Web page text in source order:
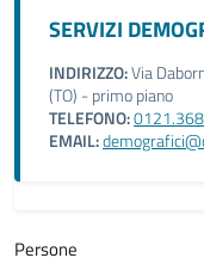
SERVIZI
INDIRIZZO:Via
(TO) - primo piano
TELEFONO:
EMAIL:
Persone